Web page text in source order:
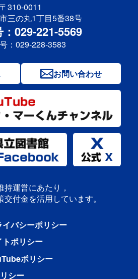
〒310-0011
三の丸1丁目5番38号
029-221-5569
：029-228-3583
お問い合わせ
持運営にあたり，
付金を活用しています。
イバシーポリシー
トポリシー
ポリシー
シー